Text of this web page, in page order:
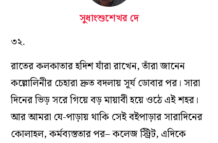
সুধাংশুশেখর দে
৩২.
রাতের কলকাতার হদিশ যাঁরা রাখেন, তাঁরা জানেন
কল্লোলিনীর চেহারা দ্রুত বদলায় সূর্য ডোবার পর। সারা
দিনের ভিড় সরে গিয়ে বড় মায়াবী হয়ে ওঠে এই শহর।
আর আমরা যে-পাড়ায় থাকি সেই বইপাড়ার সারাদিনের
কোলাহল, কর্মব্যস্ততার পর– কলেজ স্ট্রিট, এদিকে